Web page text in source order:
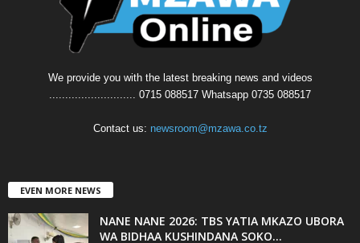
We provide you with the latest breaking news and videos
........................... 0715 088517 Whatsapp 0735 088517
Contact us: newsroom@mzawa.co.tz
EVEN MORE NEWS
NANE NANE 2026: TBS YATIA MKAZO UBORA
WA BIDHAA KUSHINDANA SOKO...